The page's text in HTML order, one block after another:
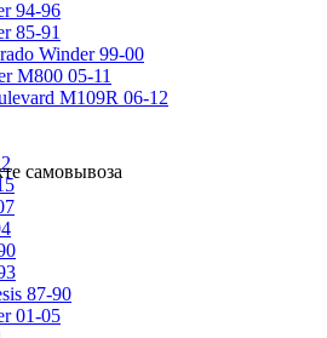
94-96
85-91
Winder 99-00
M800 05-11
M109R 06-12
87-90
01-05
самовывоза